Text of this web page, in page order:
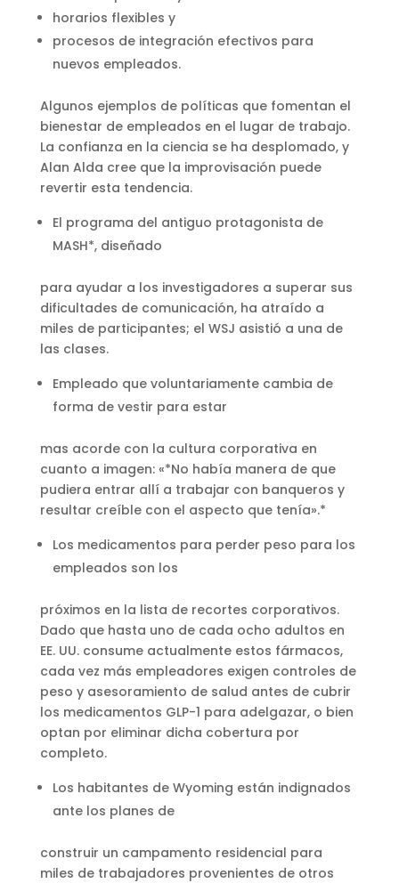
horarios flexibles y
procesos de integración efectivos para
nuevos empleados.
Algunos ejemplos de políticas que fomentan el
bienestar de empleados en el lugar de trabajo.
La confianza en la ciencia se ha desplomado, y
Alan Alda cree que la improvisación puede
revertir esta tendencia.
El programa del antiguo protagonista de
MASH*, diseñado
para ayudar a los investigadores a superar sus
dificultades de comunicación, ha atraído a
miles de participantes; el WSJ asistió a una de
las clases.
Empleado que voluntariamente cambia de
forma de vestir para estar
mas acorde con la cultura corporativa en
cuanto a imagen: «*No había manera de que
pudiera entrar allí a trabajar con banqueros y
resultar creíble con el aspecto que tenía».*
Los medicamentos para perder peso para los
empleados son los
próximos en la lista de recortes corporativos.
Dado que hasta uno de cada ocho adultos en
EE. UU. consume actualmente estos fármacos,
cada vez más empleadores exigen controles de
peso y asesoramiento de salud antes de cubrir
los medicamentos GLP-1 para adelgazar, o bien
optan por eliminar dicha cobertura por
completo.
Los habitantes de Wyoming están indignados
ante los planes de
construir un campamento residencial para
miles de trabajadores provenientes de otros